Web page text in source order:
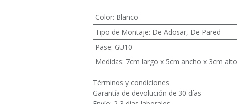
Color: Blanco
Tipo de Montaje: De Adosar, De Pared
Pase: GU10
Medidas: 7cm largo x 5cm ancho x 3cm alto
Términos y condiciones
Garantía de devolución de 30 días